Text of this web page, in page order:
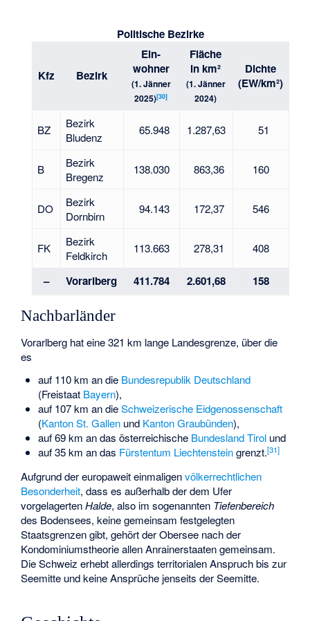
Politische Bezirke
Kfz Bezirk
Ein­
wohner
(1. Jänner
2025)[30]
Fläche
in km²
(1. Jänner
2024)
Dichte
(EW/km²)
BZ
Bezirk
Bludenz
65.948 1.287,63 51
B
Bezirk
Bregenz
138.030 863,36 160
DO
Bezirk
Dornbirn
94.143 172,37 546
FK
Bezirk
Feldkirch
113.663 278,31 408
– Vorarlberg 411.784 2.601,68 158
Nachbarländer
Vorarlberg hat eine 321 km lange Landesgrenze, über die
es
auf 110 km an die Bundesrepublik Deutschland
(Freistaat Bayern),
auf 107 km an dieSchweizerische Eidgenossenschaft
(Kanton St. Gallenund Kanton Graubünden),
auf 69 km an das österreichische Bundesland Tirolund
auf 35 km an das Fürstentum Liechtensteingrenzt.[31]
Aufgrund der europaweit einmaligenvölkerrechtlichen
Besonderheit, dass es außerhalb der dem Ufer
vorgelagertenHalde, also im sogenannten Tiefenbereich
des Bodensees, keine gemeinsam festgelegten
Staatsgrenzen gibt, gehört der Obersee nach der
Kondominiumstheorie allen Anrainerstaaten gemeinsam.
Die Schweiz erhebt allerdings territorialen Anspruch bis zur
Seemitte und keine Ansprüche jenseits der Seemitte.